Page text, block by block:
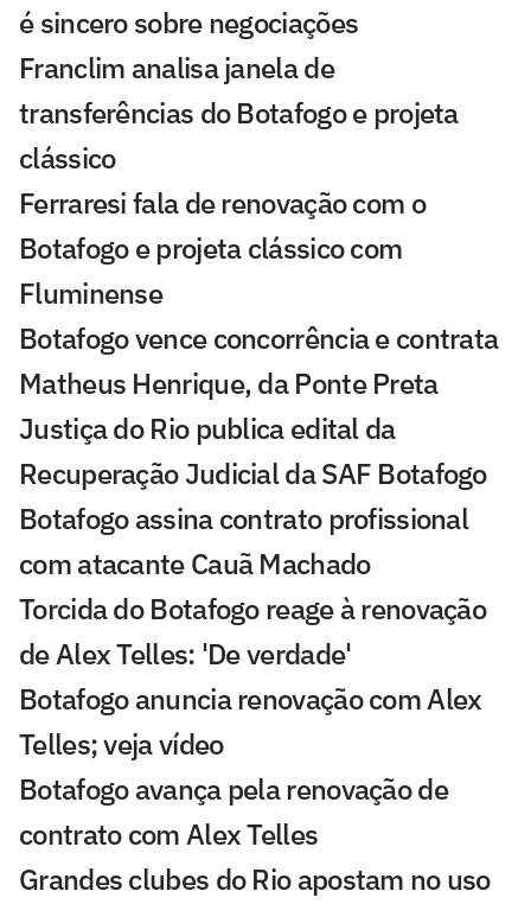
é sincero sobre negociações
Franclim analisa janela de
transferências do Botafogo e projeta
clássico
Ferraresi fala de renovação com o
Botafogo e projeta clássico com
Fluminense
Botafogo vence concorrência e contrata
Matheus Henrique, da Ponte Preta
Justiça do Rio publica edital da
Recuperação Judicial da SAF Botafogo
Botafogo assina contrato profissional
com atacante Cauã Machado
Torcida do Botafogo reage à renovação
de Alex Telles: 'De verdade'
Botafogo anuncia renovação com Alex
Telles; veja vídeo
Botafogo avança pela renovação de
contrato com Alex Telles
Grandes clubes do Rio apostam no uso